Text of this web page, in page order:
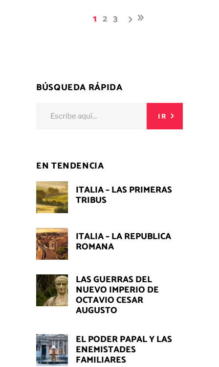
1 2 3
BÚSQUEDA RÁPIDA
IR
EN TENDENCIA
ITALIA – LAS PRIMERAS
TRIBUS
ITALIA – LA REPUBLICA
ROMANA
LAS GUERRAS DEL
NUEVO IMPERIO DE
OCTAVIO CESAR
AUGUSTO
EL PODER PAPAL Y LAS
ENEMISTADES
FAMILIARES